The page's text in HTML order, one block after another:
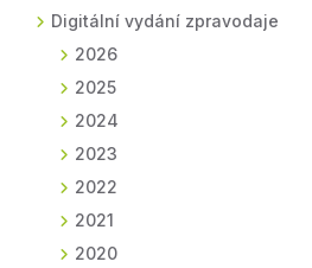
Digitální vydání zpravodaje
2026
2025
2024
2023
2022
2021
2020